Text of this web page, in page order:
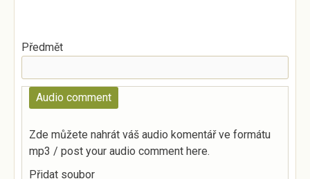
Předmět
Audio comment
Zde můžete nahrát váš audio komentář ve formátu
mp3 / post your audio comment here.
Přidat soubor